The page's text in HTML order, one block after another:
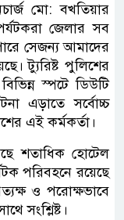
মো: বখতিয়ার
জেলার সব
সেজন্য আমাদের
ট্যুরিষ্ট পুলিশের
স্পটে ডিউটি
এড়াতে সর্বোচ্চ
এই কর্মকর্তা।
শতাধিক হোটেল
পরিবহনে রয়েছে
ও পরোক্ষভাবে
সংশ্লিষ্ট।